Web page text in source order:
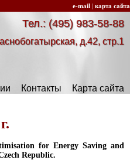
e-mail | карта сайта
Тел.: (495) 983-58-88
д.42, стр.1
Контакты Карта сайта
for Energy Saving and
Republic.